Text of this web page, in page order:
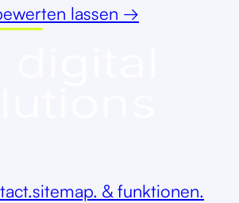
lassen →
sitemap. & funktionen.